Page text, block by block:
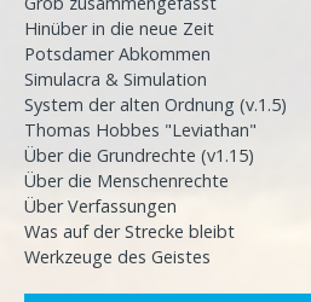
Hinüber in die neue Zeit
Potsdamer Abkommen
Simulacra & Simulation
System der alten Ordnung (v.1.5)
Thomas Hobbes "Leviathan"
Über die Grundrechte (v1.15)
Über die Menschenrechte
Über Verfassungen
Was auf der Strecke bleibt
Werkzeuge des Geistes